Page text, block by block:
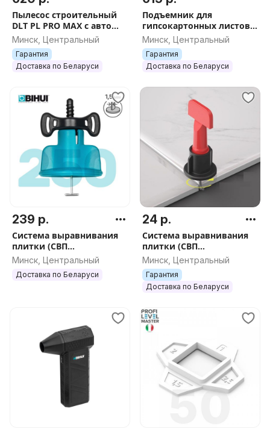
Пылесос строительный
DLT PL PRO MAX с авто
очисткой, БЕЗ пульта
дистанционного
управления, арт.4311
Минск, Центральный
Гарантия
Доставка по Беларуси
Подъемник для
гипсокартонных листов
DLT Panel Lifter 335
(подъемник ГКЛ) до 3.35
м, арт.0585
Минск, Центральный
Гарантия
Доставка по Беларуси
239 р.
Система выравнивания
плитки (СВП
многоразовая) BIHUI 1,5
мм, 250 шт., арт.TSL250
Минск, Центральный
Доставка по Беларуси
24 р.
Система выравнивания
плитки (СВП
многоразовая) DLT 1,5мм,
50шт арт.0961
Минск, Центральный
Гарантия
Доставка по Беларуси